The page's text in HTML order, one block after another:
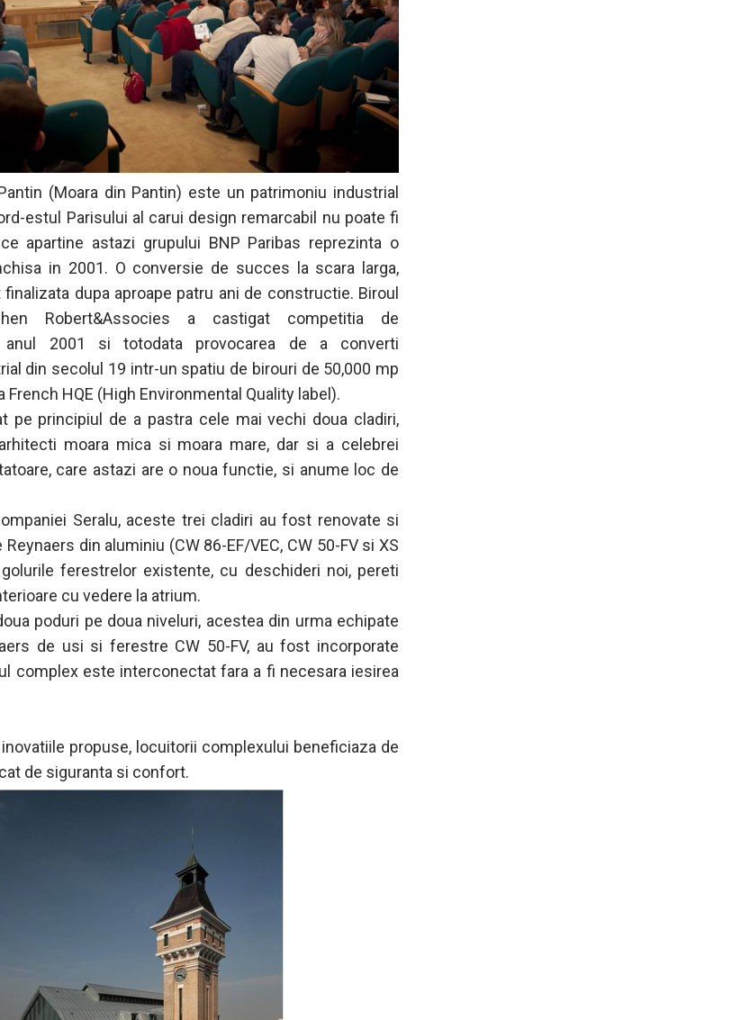
(Moara din Pantin) este un patrimoniu industrial
estul Parisului al carui design remarcabil nu poate fi
apartine astazi grupului BNP Paribas reprezinta o
in 2001. O conversie de succes la scara larga,
dupa aproape patru ani de constructie. Biroul
Robert&Associes a castigat competitia de
anul 2001 si totodata provocarea de a converti
din secolul 19 intr-un spatiu de birouri de 50,000 mp
HQE (High Environmental Quality label).
pe principiul de a pastra cele mai vechi doua cladiri,
moara mica si moara mare, dar si a celebrei
care astazi are o noua functie, si anume loc de
Seralu, aceste trei cladiri au fost renovate si
din aluminiu (CW 86-EF/VEC, CW 50-FV si XS
ferestrelor existente, cu deschideri noi, pereti
cu vedere la atrium.
poduri pe doua niveluri, acestea din urma echipate
de usi si ferestre CW 50-FV, au fost incorporate
complex este interconectat fara a fi necesara iesirea
propuse, locuitorii complexului beneficiaza de
de siguranta si confort.